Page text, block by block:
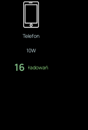
Telefon
10W
16 ładowań